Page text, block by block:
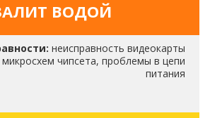
ВОДОЙ
неисправность видеокарты
микросхем чипсета, проблемы в цепи
питания